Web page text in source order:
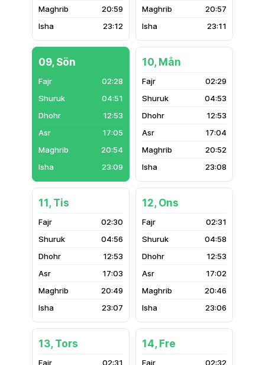
20:59
23:12
20:57
23:11
09, Sön
02:28
04:51
12:53
17:05
20:54
23:09
10, Mån
02:29
04:53
12:53
17:04
20:52
23:08
11, Tis
02:30
04:56
12:53
17:03
20:49
23:07
12, Ons
02:31
04:58
12:53
17:02
20:46
23:06
13, Tors
02:31
14, Fre
02:32